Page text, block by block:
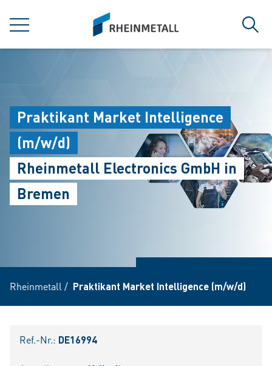
MENÜ
siteLogo
Praktikant Market Intelligence
(m/w/d)
Rheinmetall Electronics GmbH in
Bremen
Rheinmetall / Praktikant Market Intelligence (m/w/d)
Ref.-Nr.: DE16994